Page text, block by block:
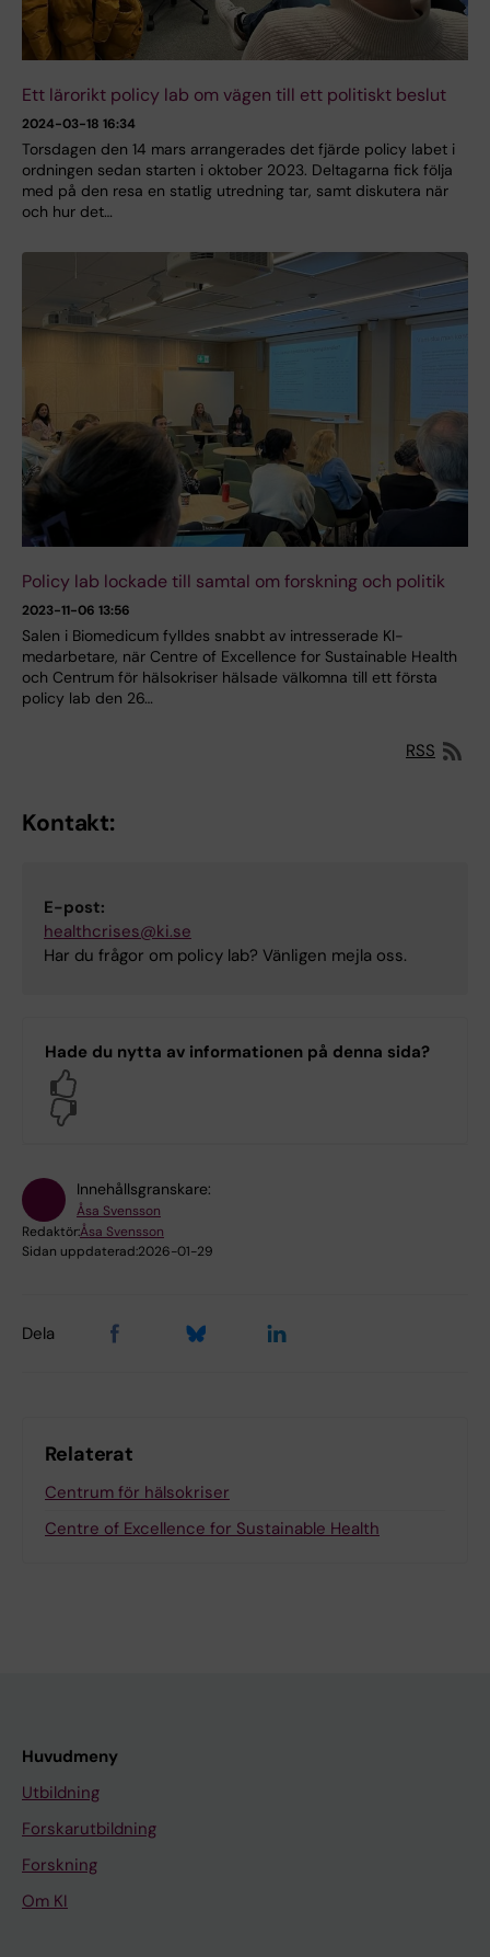
Ett lärorikt policy lab om vägen till ett politiskt beslut
2024-03-18 16:34
Torsdagen den 14 mars arrangerades det fjärde policy labet i
ordningen sedan starten i oktober 2023. Deltagarna fick följa
med på den resa en statlig utredning tar, samt diskutera när
och hur det…
Policy lab lockade till samtal om forskning och politik
2023-11-06 13:56
Salen i Biomedicum fylldes snabbt av intresserade KI-
medarbetare, när Centre of Excellence for Sustainable Health
och Centrum för hälsokriser hälsade välkomna till ett första
policy lab den 26…
RSS
Kontakt:
E-post:
healthcrises@ki.se
Har du frågor om policy lab? Vänligen mejla oss.
Hade du nytta av informationen på denna sida?
Innehållsgranskare:
Åsa Svensson
Redaktör:Åsa Svensson
Sidan uppdaterad:2026-01-29
Dela
Relaterat
Centrum för hälsokriser
Centre of Excellence for Sustainable Health
Huvudmeny
Utbildning
Forskarutbildning
Forskning
Om KI